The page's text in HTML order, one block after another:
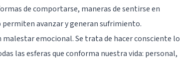
de comportarse, maneras de sentirse en
avanzar y generan sufrimiento.
emocional. Se trata de hacer consciente lo
las esferas que conforma nuestra vida: personal,